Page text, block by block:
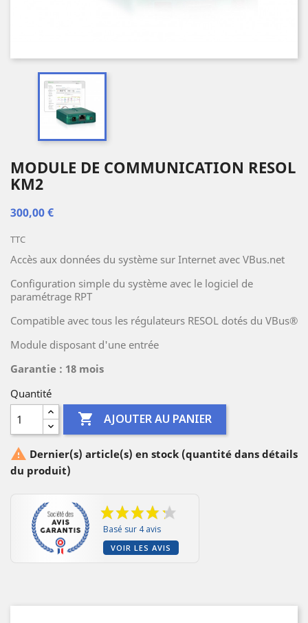
MODULE DE COMMUNICATION RESOL
KM2
300,00 €
TTC
Accès aux données du système sur Internet avec VBus.net
Configuration simple du système avec le logiciel de
paramétrage RPT
Compatible avec tous les régulateurs RESOL dotés du VBus®
Module disposant d'une entrée
Garantie : 18 mois
Quantité
 AJOUTER AU PANIER
 Dernier(s) article(s) en stock (quantité dans détails
du produit)
Basé sur 4 avis
VOIR LES AVIS